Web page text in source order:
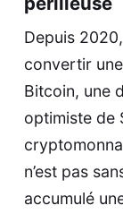
Depuis
convertir
Bitcoin, une
optimiste de
n’est pas
accumulé